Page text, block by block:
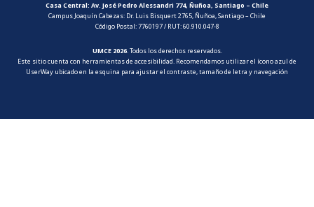
Casa Central: Av. José Pedro Alessandri 774, Ñuñoa, Santiago – Chile
Campus Joaquín Cabezas: Dr. Luis Bisquert 2765, Ñuñoa, Santiago – Chile
Código Postal: 7760197 / RUT: 60.910.047-8
UMCE 2026. Todos los derechos reservados.
Este sitio cuenta con herramientas de accesibilidad. Recomendamos utilizar el ícono azul de
UserWay ubicado en la esquina para ajustar el contraste, tamaño de letra y navegación